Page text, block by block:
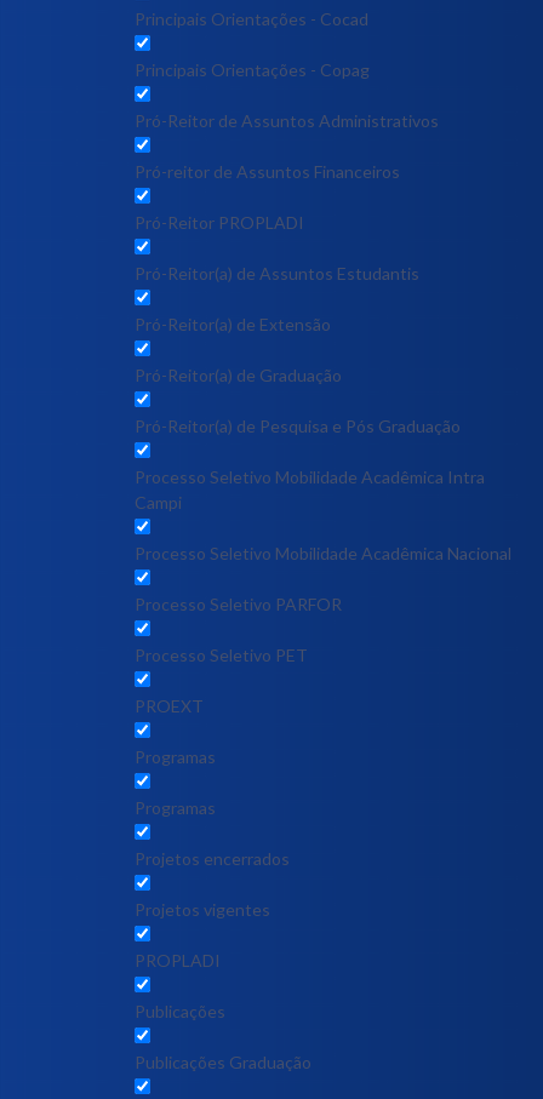
Principais Orientações - Cocad
Principais Orientações - Copag
Pró-Reitor de Assuntos Administrativos
Pró-reitor de Assuntos Financeiros
Pró-Reitor PROPLADI
Pró-Reitor(a) de Assuntos Estudantis
Pró-Reitor(a) de Extensão
Pró-Reitor(a) de Graduação
Pró-Reitor(a) de Pesquisa e Pós Graduação
Processo Seletivo Mobilidade Acadêmica Intra
Campi
Processo Seletivo Mobilidade Acadêmica Nacional
Processo Seletivo PARFOR
Processo Seletivo PET
PROEXT
Programas
Programas
Projetos encerrados
Projetos vigentes
PROPLADI
Publicações
Publicações Graduação